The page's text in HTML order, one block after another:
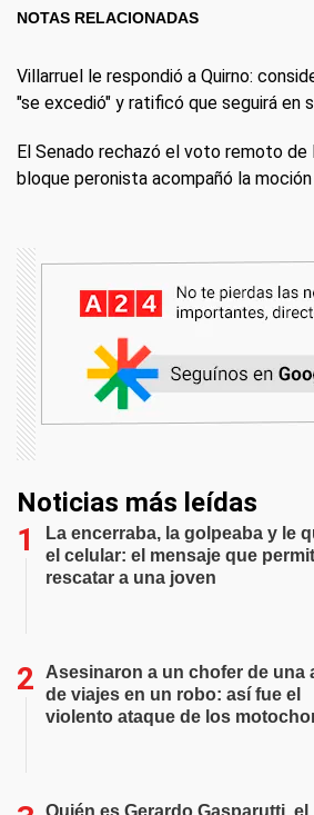
NOTAS RELACIONADAS
Villarruel le respondió a Quirno:
"se excedió" y ratificó que seguirá en
El Senado rechazó el voto remoto de
bloque peronista acompañó la
Noticias más leídas
La encerraba, la golpeaba y le
el celular: el mensaje que
rescatar a una joven
Asesinaron a un chofer de una
de viajes en un robo: así fue el
violento ataque de los